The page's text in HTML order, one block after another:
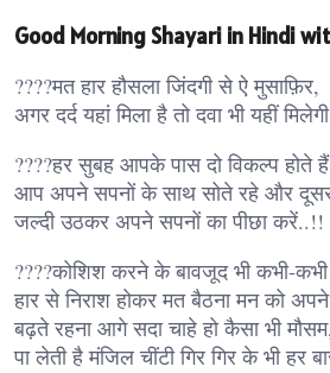
Good Morning Shayari in Hindi
????मत हार हौसला जिंदगी से ऐ मुसाफ़िर,
अगर दर्द यहां मिला है तो दवा भी यहीं
????हर सुबह आपके पास दो विकल्प होते
आप अपने सपनों के साथ सोते रहे और
जल्दी उठकर अपने सपनों का पीछा करें..!!
????कोशिश करने के बावजूद भी कभी-कभी
हार से निराश होकर मत बैठना मन को अपने
बढ़ते रहना आगे सदा चाहे हो कैसा भी
पा लेती है मंजिल चींटी गिर गिर के भी हर